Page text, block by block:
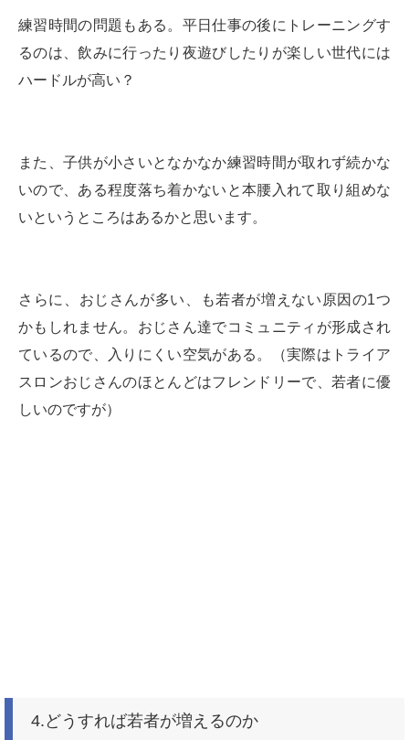
練習時間の問題もある。平日仕事の後にトレーニングす
るのは、飲みに行ったり夜遊びしたりが楽しい世代には
ハードルが高い？
また、子供が小さいとなかなか練習時間が取れず続かな
いので、ある程度落ち着かないと本腰入れて取り組めな
いというところはあるかと思います。
さらに、おじさんが多い、も若者が増えない原因の1つ
かもしれません。おじさん達でコミュニティが形成され
ているので、入りにくい空気がある。（実際はトライア
スロンおじさんのほとんどはフレンドリーで、若者に優
しいのですが）
4.どうすれば若者が増えるのか